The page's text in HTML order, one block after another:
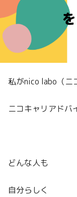
私がnico labo（ニ
ニコキャリアドバ
どんな人も
自分らしく